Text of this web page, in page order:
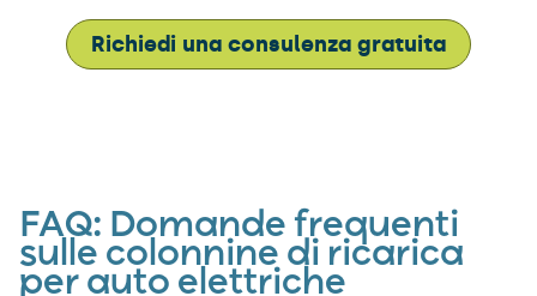
Richiedi una consulenza gratuita
FAQ: Domande frequenti
sulle colonnine di ricarica
per auto elettriche